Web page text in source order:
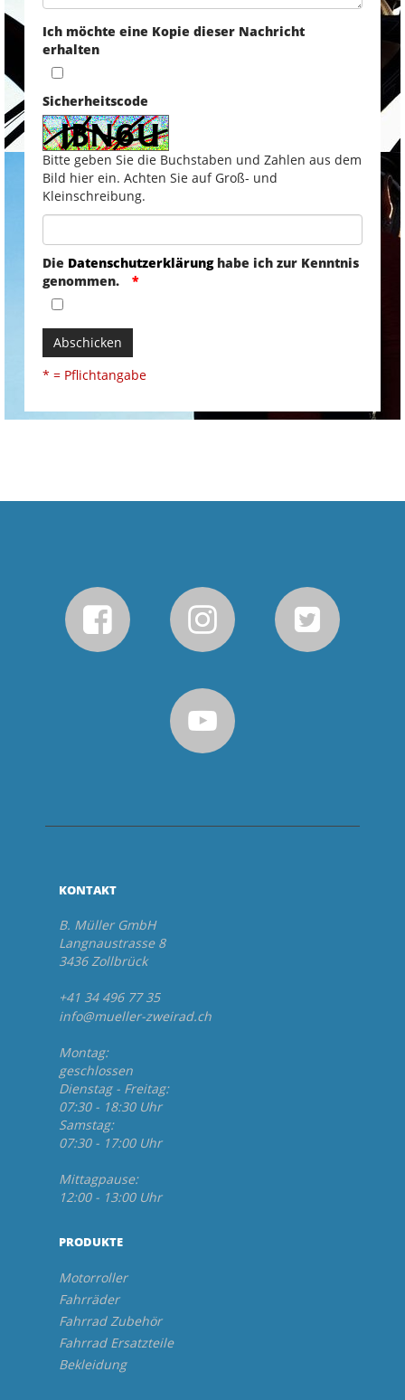
Ich möchte eine Kopie dieser Nachricht
erhalten
Sicherheitscode
Bitte geben Sie die Buchstaben und Zahlen aus dem
Bild hier ein. Achten Sie auf Groß- und
Kleinschreibung.
Die Datenschutzerklärunghabe ich zur Kenntnis
genommen.
Abschicken
* = Pflichtangabe
KONTAKT
B. Müller GmbH
Langnaustrasse 8
3436 Zollbrück
+41 34 496 77 35
info@mueller-zweirad.ch
Montag:
geschlossen
Dienstag - Freitag:
07:30 - 18:30 Uhr
Samstag:
07:30 - 17:00 Uhr
Mittagpause:
12:00 - 13:00 Uhr
PRODUKTE
Motorroller
Fahrräder
Fahrrad Zubehör
Fahrrad Ersatzteile
Bekleidung